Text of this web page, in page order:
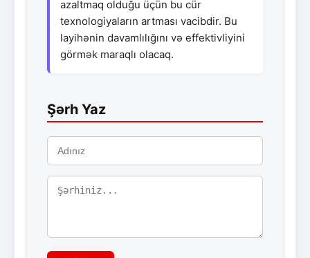
azaltmaq olduğu üçün bu cür
texnologiyaların artması vacibdir. Bu
layihənin davamlılığını və effektivliyini
görmək maraqlı olacaq.
Şərh Yaz